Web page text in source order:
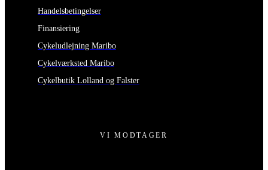
Handelsbetingelser
Finansiering
Cykeludlejning Maribo
Cykelværksted Maribo
Cykelbutik Lolland og Falster
VI MODTAGER